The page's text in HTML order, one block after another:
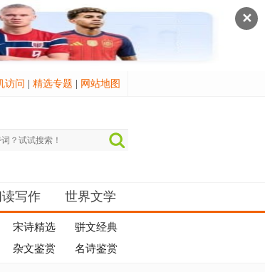
✕
访问 精选专题 网站地图
读写作 世界文学
宋诗精选
骈文经典
杂文鉴赏 名诗鉴赏